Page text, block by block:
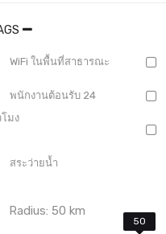
WiFi ในพื้นที่สาธารณะ
พนักงานต้อนรับ 24
มง
สระว่ายน้ำ
Radius:50 km